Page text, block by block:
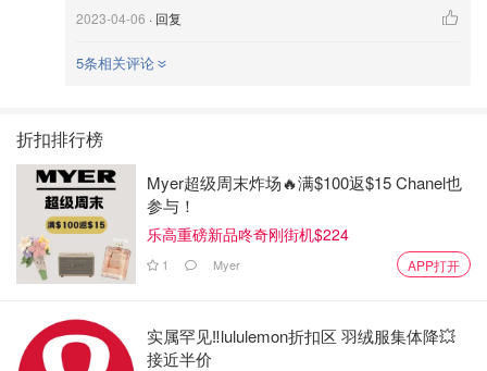
2023-04-06 · 回复
5条相关评论
折扣排行榜
Myer超级周末炸场🔥满$100返$15 Chanel也
参与！
乐高重磅新品咚奇刚街机$224
1 Myer APP打开
实属罕见‼️lululemon折扣区 羽绒服集体降💥
接近半价